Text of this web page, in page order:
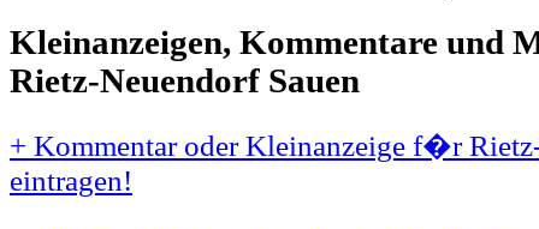
Kleinanzeigen, Kommentare und
Rietz-Neuendorf Sauen
+ Kommentar oder Kleinanzeige f�r
eintragen!